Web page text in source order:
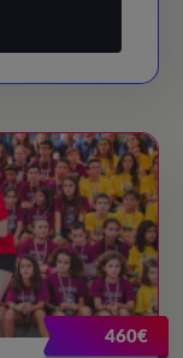
460€